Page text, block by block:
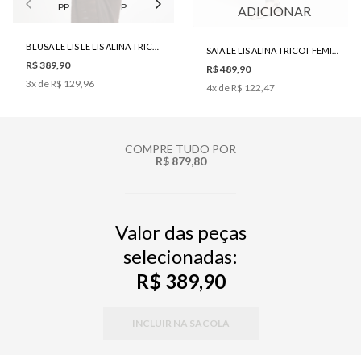
PP P G
R$ 389,90
3x de R$ 129,96
ADICIONAR
R$ 489,90
4x de R$ 122,47
COMPRE TUDO POR
R$ 879,80
Valor das peças
selecionadas:
R$ 389,90
INCLUIR NA SACOLA